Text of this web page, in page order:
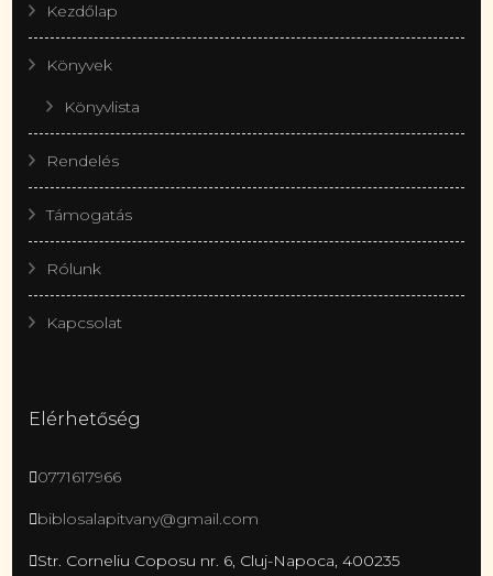
Kezdőlap
Könyvek
Könyvlista
Rendelés
Támogatás
Rólunk
Kapcsolat
Elérhetőség
0771617966
biblosalapitvany@gmail.com
Str. Corneliu Coposu nr. 6, Cluj-Napoca, 400235